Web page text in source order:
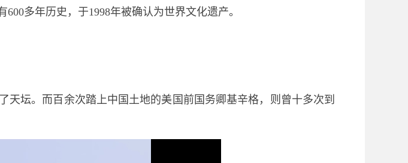
多年历史，于1998年被确认为世界文化遗产。
坛。而百余次踏上中国土地的美国前国务卿基辛格，则曾十多次到